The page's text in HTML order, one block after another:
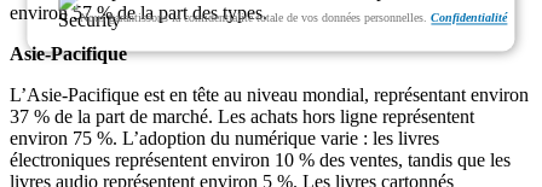
Nous garantissons la confidentialité totale de vos données personnelles.Confidentialité
environ 57 % de la part des types.
Asie-Pacifique
L’Asie-Pacifique est en tête au niveau mondial, représentant environ
37 % de la part de marché. Les achats hors ligne représentent
environ 75 %. L’adoption du numérique varie : les livres
électroniques représentent environ 10 % des ventes, tandis que les
livres audio représentent environ 5 %. Les livres cartonnés